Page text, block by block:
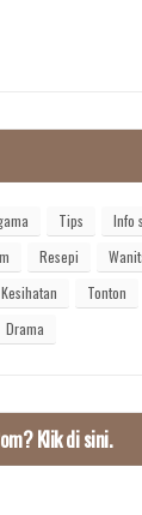
Tips Info
Resepi
Kesihatan Tonton
Drama
Klik di sini.